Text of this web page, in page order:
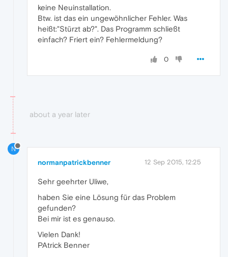
keine Neuinstallation.
Btw. ist das ein ungewöhnlicher Fehler. Was
heißt:"Stürzt ab?". Das Programm schließt
einfach? Friert ein? Fehlermeldung?
0
about a year later
N
normanpatrickbenner 12 Sep 2015, 12:25
Sehr geehrter Uliwe,
haben Sie eine Lösung für das Problem
gefunden?
Bei mir ist es genauso.
Vielen Dank!
PAtrick Benner